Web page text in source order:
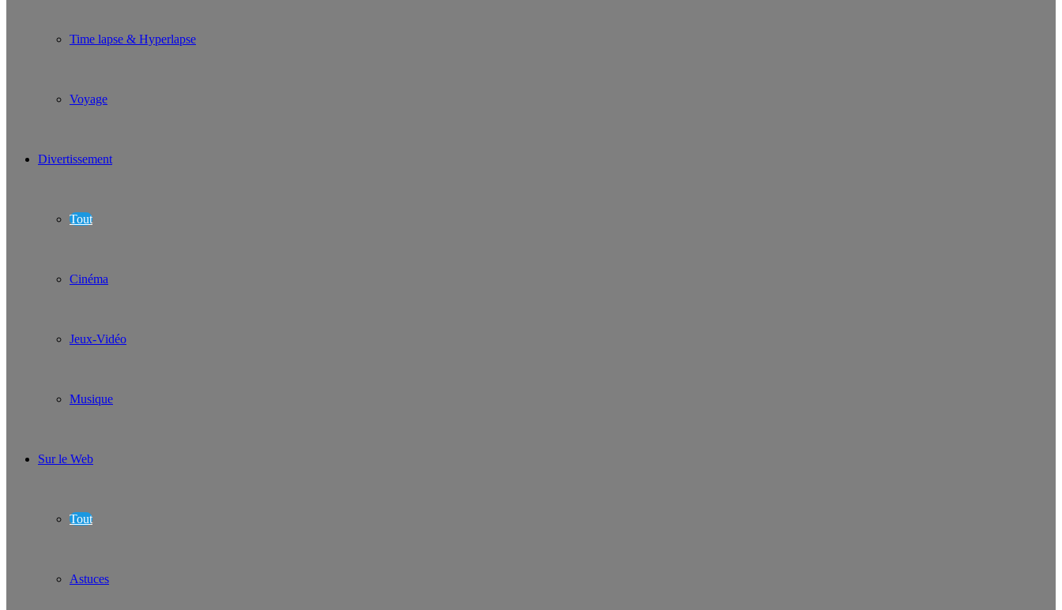
Time lapse & Hyperlapse
Voyage
Divertissement
Tout
Cinéma
Jeux-Vidéo
Musique
Sur le Web
Tout
Astuces